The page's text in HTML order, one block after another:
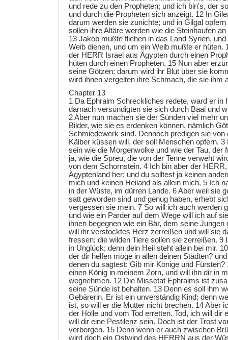
und rede zu den Propheten; und ich bin's, der
und durch die Propheten sich anzeigt. 12 In
darum werden sie zunichte; und in Gilgal
sollen ihre Altäre werden wie die Steinhaufen
13 Jakob mußte fliehen in das Land Syrien,
Weib dienen, und um ein Weib mußte er hüten.
der HERR Israel aus Ägypten durch einen
hüten durch einen Propheten. 15 Nun aber
seine Götzen; darum wird ihr Blut über sie
wird ihnen vergelten ihre Schmach, die sie ihm
Chapter 13
1 Da Ephraim Schreckliches redete, ward er in
darnach versündigten sie sich durch Baal und
2 Aber nun machen sie der Sünden viel mehr
Bilder, wie sie es erdenken können, nämlich
Schmiedewerk sind. Dennoch predigen sie von
Kälber küssen will, der soll Menschen opfern.
sein wie die Morgenwolke und wie der Tau, der
ja, wie die Spreu, die von der Tenne verweht
von dem Schornstein. 4 Ich bin aber der
Ägyptenland her; und du solltest ja keinen
mich und keinen Heiland als allein mich. 5 Ich
in der Wüste, im dürren Lande. 6 Aber weil sie
satt geworden sind und genug haben, erhebt
vergessen sie mein. 7 So will ich auch werden
und wie ein Parder auf dem Wege will ich auf
ihnen begegnen wie ein Bär, dem seine
will ihr verstocktes Herz zerreißen und will sie
fressen; die wilden Tiere sollen sie zerreißen. 9
in Unglück; denn dein Heil steht allein bei mir.
der dir helfen möge in allen deinen Städten?
denen du sagtest: Gib mir Könige und Fürsten?
einen König in meinem Zorn, und will ihn dir in
wegnehmen. 12 Die Missetat Ephraims ist
seine Sünde ist behalten. 13 Denn es soll ihm
Gebärerin. Er ist ein unverständig Kind; denn
ist, so will er die Mutter nicht brechen. 14 Aber
der Hölle und vom Tod erretten. Tod, ich will dir
will dir eine Pestilenz sein. Doch ist der Trost
verborgen. 15 Denn wenn er auch zwischen
wird doch ein Ostwind des HERRN aus der